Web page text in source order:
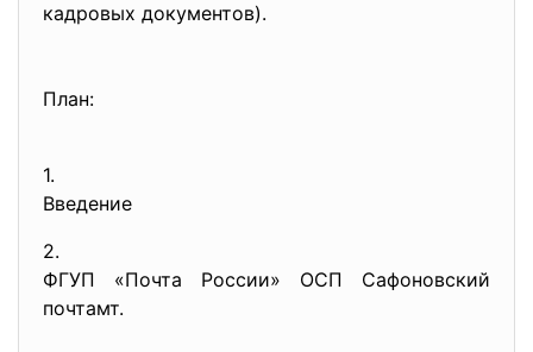
кадровых документов).
План:
1.
Введение
2.
ФГУП «Почта России» ОСП Сафоновский
почтамт.